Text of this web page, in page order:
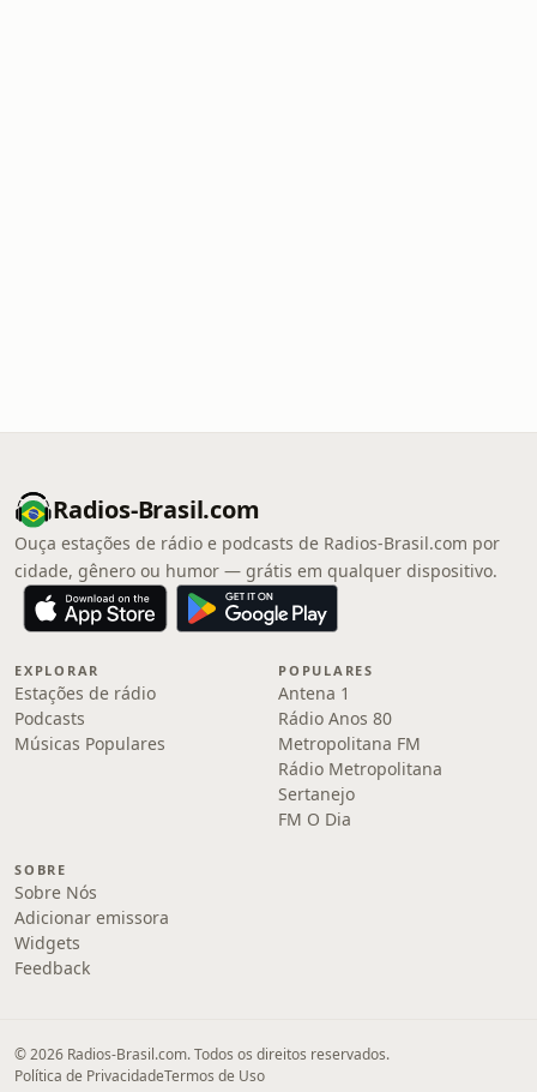
Radios-Brasil.com
Ouça estações de rádio e podcasts de Radios-Brasil.com por
cidade, gênero ou humor — grátis em qualquer dispositivo.
EXPLORAR
Estações de rádio
Podcasts
Músicas Populares
POPULARES
Antena 1
Rádio Anos 80
Metropolitana FM
Rádio Metropolitana
Sertanejo
FM O Dia
SOBRE
Sobre Nós
Adicionar emissora
Widgets
Feedback
© 2026 Radios-Brasil.com. Todos os direitos reservados.
Política de PrivacidadeTermos de Uso